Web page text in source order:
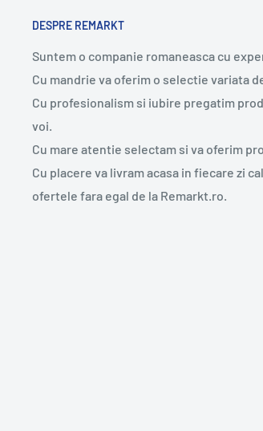
DESPRE REMARKT
Suntem o companie romaneasca cu
Cu mandrie va oferim o selectie variata
Cu profesionalism si iubire pregatim
voi.
Cu mare atentie selectam si va oferim
Cu placere va livram acasa in fiecare zi
ofertele fara egal de la Remarkt.ro.